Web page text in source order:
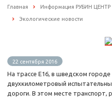
Главная Информация РУБИН
Экологические новости
22 сентября 2016
На трассе Е16, в шведском
двухкилометровый
дороги. В этом месте транспорт,